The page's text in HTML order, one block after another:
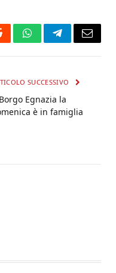
WhatsAppTelegramEmail
SUCCESSIVO
Egnazia la
è in famiglia